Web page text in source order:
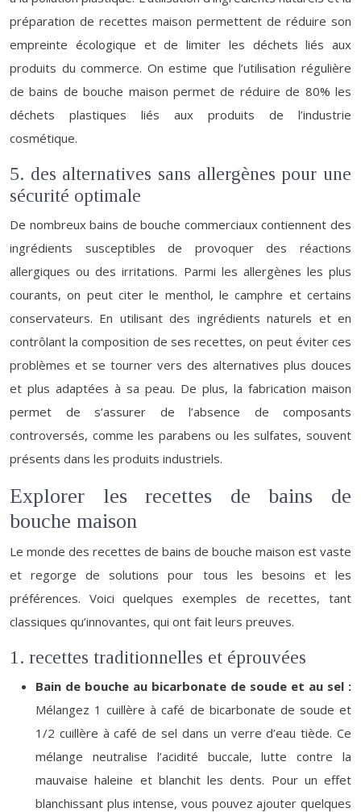
préparation de recettes maison permettent de réduire son
empreinte écologique et de limiter les déchets liés aux
produits du commerce. On estime que l’utilisation régulière
de bains de bouche maison permet de réduire de 80% les
déchets plastiques liés aux produits de l’industrie
cosmétique.
5. des alternatives sans allergènes pour une
sécurité optimale
De nombreux bains de bouche commerciaux contiennent des
ingrédients susceptibles de provoquer des réactions
allergiques ou des irritations. Parmi les allergènes les plus
courants, on peut citer le menthol, le camphre et certains
conservateurs. En utilisant des ingrédients naturels et en
contrôlant la composition de ses recettes, on peut éviter ces
problèmes et se tourner vers des alternatives plus douces
et plus adaptées à sa peau. De plus, la fabrication maison
permet de s’assurer de l’absence de composants
controversés, comme les parabens ou les sulfates, souvent
présents dans les produits industriels.
Explorer les recettes de bains de
bouche maison
Le monde des recettes de bains de bouche maison est vaste
et regorge de solutions pour tous les besoins et les
préférences. Voici quelques exemples de recettes, tant
classiques qu’innovantes, qui ont fait leurs preuves.
1. recettes traditionnelles et éprouvées
Bain de bouche au bicarbonate de soude et au sel :
Mélangez 1 cuillère à café de bicarbonate de soude et
1/2 cuillère à café de sel dans un verre d’eau tiède. Ce
mélange neutralise l’acidité buccale, lutte contre la
mauvaise haleine et blanchit les dents. Pour un effet
blanchissant plus intense, vous pouvez ajouter quelques